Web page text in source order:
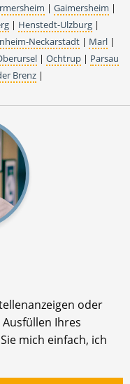
| Gaimersheim |
| Henstedt-Ulzburg |
Neckarstadt | Marl |
| Ochtrup | Parsau
Brenz |
oder
Ihres
mich einfach, ich